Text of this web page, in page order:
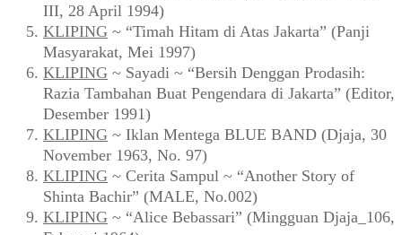
III, 28 April 1994)
KLIPING ~ “Timah Hitam di Atas Jakarta” (Panji
Masyarakat, Mei 1997)
KLIPING ~ Sayadi ~ “Bersih Denggan Prodasih:
Razia Tambahan Buat Pengendara di Jakarta” (Editor,
Desember 1991)
KLIPING ~ Iklan Mentega BLUE BAND (Djaja, 30
November 1963, No. 97)
KLIPING ~ Cerita Sampul ~ “Another Story of
Shinta Bachir” (MALE, No.002)
KLIPING ~ “Alice Bebassari” (Mingguan Djaja_106,